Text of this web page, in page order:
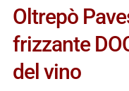
Oltrepò
frizzante
del vino